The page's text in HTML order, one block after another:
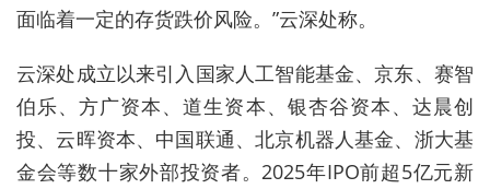
面临着一定的存货跌价风险。”云深处称。
云深处成立以来引入国家人工智能基金、京东、赛智
伯乐、方广资本、道生资本、银杏谷资本、达晨创
投、云晖资本、中国联通、北京机器人基金、浙大基
金会等数十家外部投资者。2025年IPO前超5亿元新